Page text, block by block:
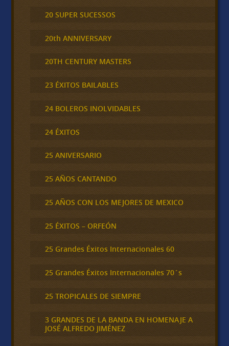
20 SUPER SUCESSOS
20th ANNIVERSARY
20TH CENTURY MASTERS
23 ÉXITOS BAILABLES
24 BOLEROS INOLVIDABLES
24 ÉXITOS
25 ANIVERSARIO
25 AÑOS CANTANDO
25 AÑOS CON LOS MEJORES DE MEXICO
25 ÉXITOS – ORFEÓN
25 Grandes Éxitos Internacionales 60
25 Grandes Éxitos Internacionales 70´s
25 TROPICALES DE SIEMPRE
3 GRANDES DE LA BANDA EN HOMENAJE A
JOSÉ ALFREDO JIMÉNEZ